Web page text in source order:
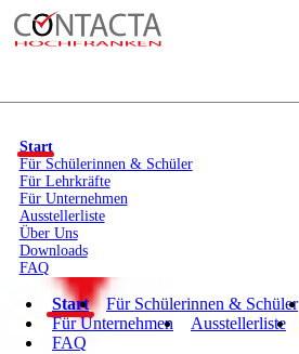
Start
Für Schülerinnen & Schüler
Für Lehrkräfte
Für Unternehmen
Ausstellerliste
Über Uns
Downloads
FAQ
Start Für Schülerinnen & Schüler
Für Unternehmen
Ausstellerliste
FAQ